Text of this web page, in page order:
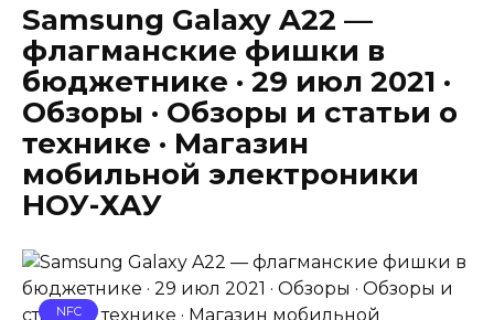
Samsung Galaxy A22 —
флагманские фишки в
бюджетнике · 29 июл 2021 ·
Обзоры · Обзоры и статьи о
технике · Магазин
мобильной электроники
НОУ-ХАУ
NFC